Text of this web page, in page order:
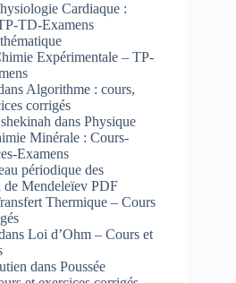
Cardiaque :
TD-Examens
Expérimentale – TP-
Algorithme : cours,
corrigés
dans Physique
Minérale : Cours-
Examens
périodique des
de Mendeleïev PDF
Thermique – Cours
Loi d’Ohm – Cours et
dans Poussée